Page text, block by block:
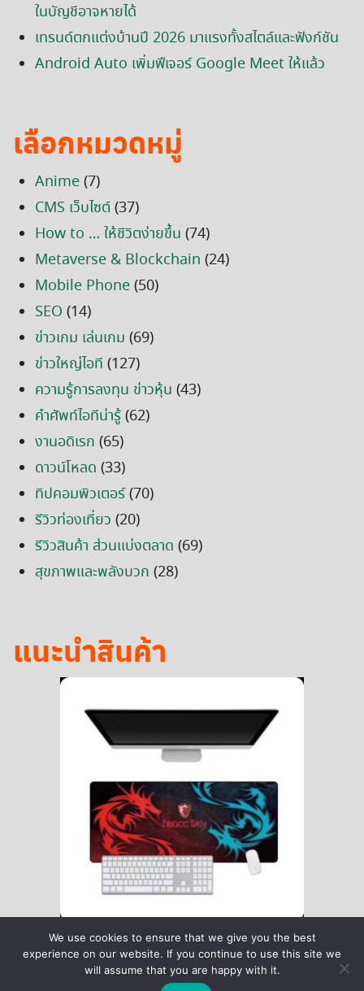
ในบัญชีอาจหายได้
เทรนด์ตกแต่งบ้านปี 2026 มาแรงทั้งสไตล์และฟังก์ชัน
Android Auto เพิ่มฟีเจอร์ Google Meet ให้แล้ว
เลือกหมวดหมู่
Anime(7)
CMS เว็บไซต์(37)
How to … ให้ชีวิตง่ายขึ้น (74)
Metaverse & Blockchain (24)
Mobile Phone(50)
SEO (14)
ข่าวเกม เล่นเกม (69)
ข่าวใหญ่ไอที (127)
ความรู้การลงทุน ข่าวหุ้น (43)
คำศัพท์ไอทีน่ารู้(62)
งานอดิเรก (65)
ดาวน์โหลด (33)
ทิปคอมพิวเตอร์(70)
รีวิวท่องเที่ยว (20)
รีวิวสินค้า ส่วนแบ่งตลาด (69)
สุขภาพและพลังบวก (28)
แนะนำสินค้า
We use cookies to ensure that we give you the best
experience on our website. If you continue to use this site we
will assume that you are happy with it.